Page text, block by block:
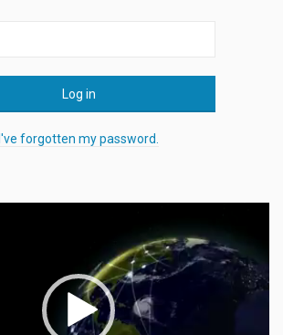
Log in
I've forgotten my password.